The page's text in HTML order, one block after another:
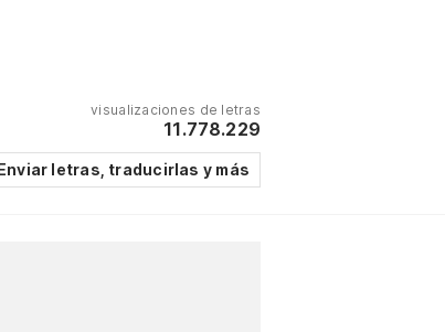
visualizaciones de letras
11.778.229
letras, traducirlas y más